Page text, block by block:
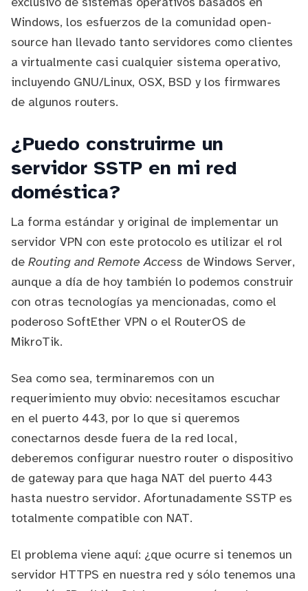
Windows, los esfuerzos de la comunidad open-
source han llevado tanto servidores como clientes
a virtualmente casi cualquier sistema operativo,
incluyendo GNU/Linux, OSX, BSD y los firmwares
de algunos routers.
¿Puedo construirme un
servidor SSTP en mi red
doméstica?
La forma estándar y original de implementar un
servidor VPN con este protocolo es utilizar el rol
de Routing and Remote Access de Windows Server,
aunque a día de hoy también lo podemos construir
con otras tecnologías ya mencionadas, como el
poderoso SoftEther VPN o el RouterOS de
MikroTik.
Sea como sea, terminaremos con un
requerimiento muy obvio: necesitamos escuchar
en el puerto 443, por lo que si queremos
conectarnos desde fuera de la red local,
deberemos configurar nuestro router o dispositivo
de gateway para que haga NAT del puerto 443
hasta nuestro servidor. Afortunadamente SSTP es
totalmente compatible con NAT.
El problema viene aquí: ¿que ocurre si tenemos un
servidor HTTPS en nuestra red y sólo tenemos una